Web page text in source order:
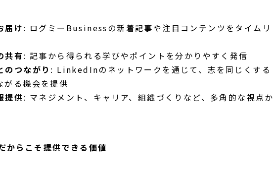
届け: ログミーBusinessの新着記事や注目コンテンツをタイムリ
共有: 記事から得られる学びやポイントを分かりやすく発信
のつながり : LinkedInのネットワークを通じて、志を同じくする
がる機会を提供
提供: マネジメント、キャリア、組織づくりなど、多角的な視点か
らこそ提供できる価値